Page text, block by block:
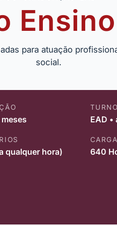
para atuação
social.
EAD
qualquer hora) 640